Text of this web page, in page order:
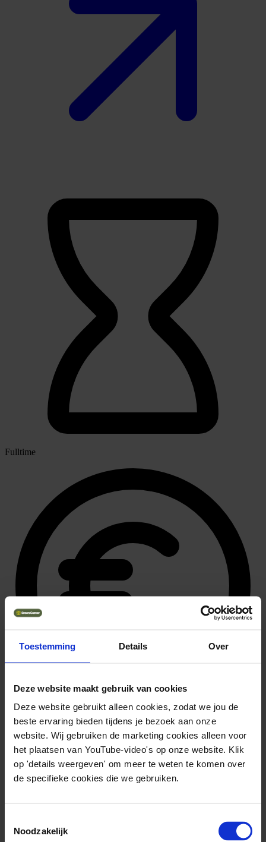
Toestemming Details Over
Deze website maakt gebruik van cookies
Deze website gebruikt alleen cookies, zodat we jou de
beste ervaring bieden tijdens je bezoek aan onze
website. Wij gebruiken de marketing cookies alleen voor
het plaatsen van YouTube-video's op onze website. Klik
op 'details weergeven' om meer te weten te komen over
de specifieke cookies die we gebruiken.
Noodzakelijk
Fulltime
39.645 ~ 50.298
Solliciteer direct